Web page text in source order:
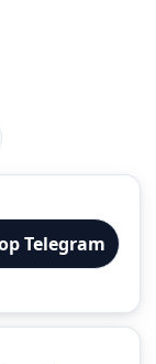
Telegram